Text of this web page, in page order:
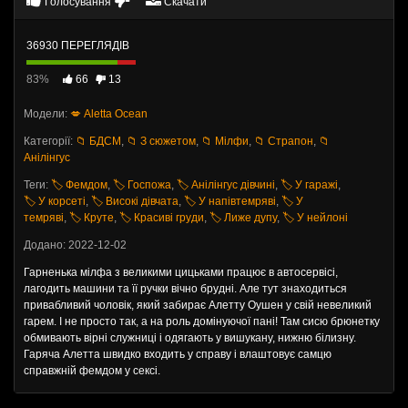
36930 ПЕРЕГЛЯДІВ
83% 66 13
Модели: 💋 Aletta Ocean
Категорії: 📁 БДСМ , 📁 З сюжетом, 📁 Мілфи, 📁 Страпон, 📁
Анілінгус
Теги: 🏷️ Фемдом, 🏷️ Госпожа, 🏷️ Анілінгус дівчині, 🏷️ У гаражі,
🏷️ У корсеті, 🏷️ Високі дівчата, 🏷️ У напівтемряві, 🏷️ У
темряві, 🏷️ Круте, 🏷️ Красиві груди, 🏷️ Лиже дупу, 🏷️ У нейлоні
Додано: 2022-12-02
Гарненька мілфа з великими цицьками працює в автосервісі,
лагодить машини та її ручки вічно брудні. Але тут знаходиться
привабливий чоловік, який забирає Алетту Оушен у свій невеликий
гарем. І не просто так, а на роль домінуючої пані! Там сисю брюнетку
обмивають вірні служниці і одягають у вишукану, нижню білизну.
Гаряча Алетта швидко входить у справу і влаштовує самцю
справжній фемдом у сексі.